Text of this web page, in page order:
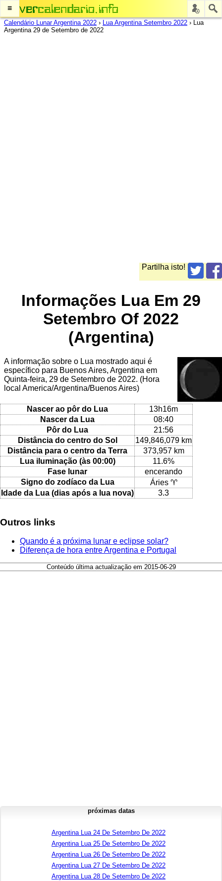
≡
Calendário Lunar Argentina 2022 › Lua Argentina Setembro 2022 › Lua
Argentina 29 de Setembro de 2022
Partilha isto!
Informações Lua Em 29
Setembro Of 2022
(Argentina)
A informação sobre o Lua mostrado aqui é
específico para Buenos Aires, Argentina em
Quinta-feira, 29 de Setembro de 2022. (Hora
local America/Argentina/Buenos Aires)
Nascer ao pôr do Lua
13h16m
Nascer da Lua
08:40
Pôr do Lua
21:56
Distância do centro do Sol
149,846,079 km
Distância para o centro da Terra
373,957 km
Lua iluminação (às 00:00)
11.6%
Fase lunar
encerando
Signo do zodíaco da Lua
Áries ♈
Idade da Lua (dias após a lua nova)
3.3
Outros links
Quando é a próxima lunar e eclipse solar?
Diferença de hora entre Argentina e Portugal
Conteúdo última actualização em 2015-06-29
próximas datas
Argentina Lua 24 De Setembro De 2022
Argentina Lua 25 De Setembro De 2022
Argentina Lua 26 De Setembro De 2022
Argentina Lua 27 De Setembro De 2022
Argentina Lua 28 De Setembro De 2022